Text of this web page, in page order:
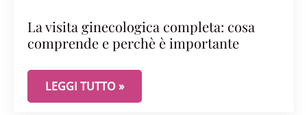
La visita ginecologica completa: cosa
comprende e perchè è importante
LA VISITA GINECOLOGICA COMPLETA: COSA
LEGGI TUTTO »